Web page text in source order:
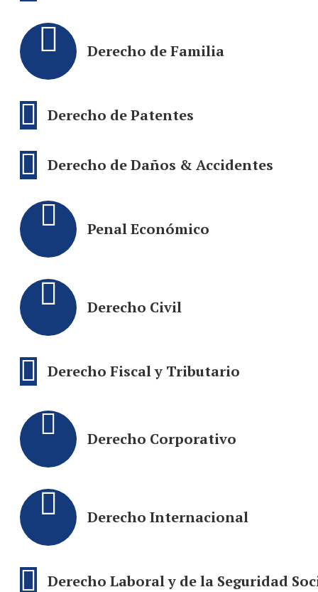
Derecho de Familia
Derecho de Patentes
Derecho de Daños & Accidentes
Penal Económico
Derecho Civil
Derecho Fiscal y Tributario
Derecho Corporativo
Derecho Internacional
Derecho Laboral y de la Seguridad